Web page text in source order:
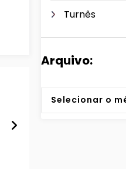
Turnês
Arquivo:
Arquivos